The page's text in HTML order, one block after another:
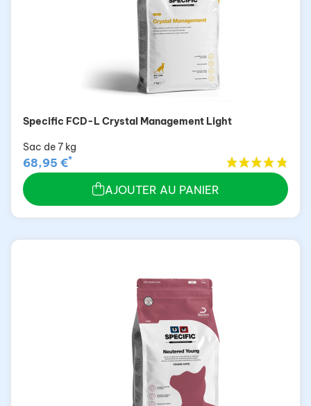
Specific FCD-L Crystal Management Light
Sac de 7 kg
68,95 €*
AJOUTER AU PANIER